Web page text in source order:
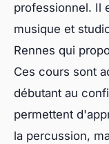
professionnel. Il
musique et
Rennes qui
Ces cours sont
débutant au
permettent
la percussion,